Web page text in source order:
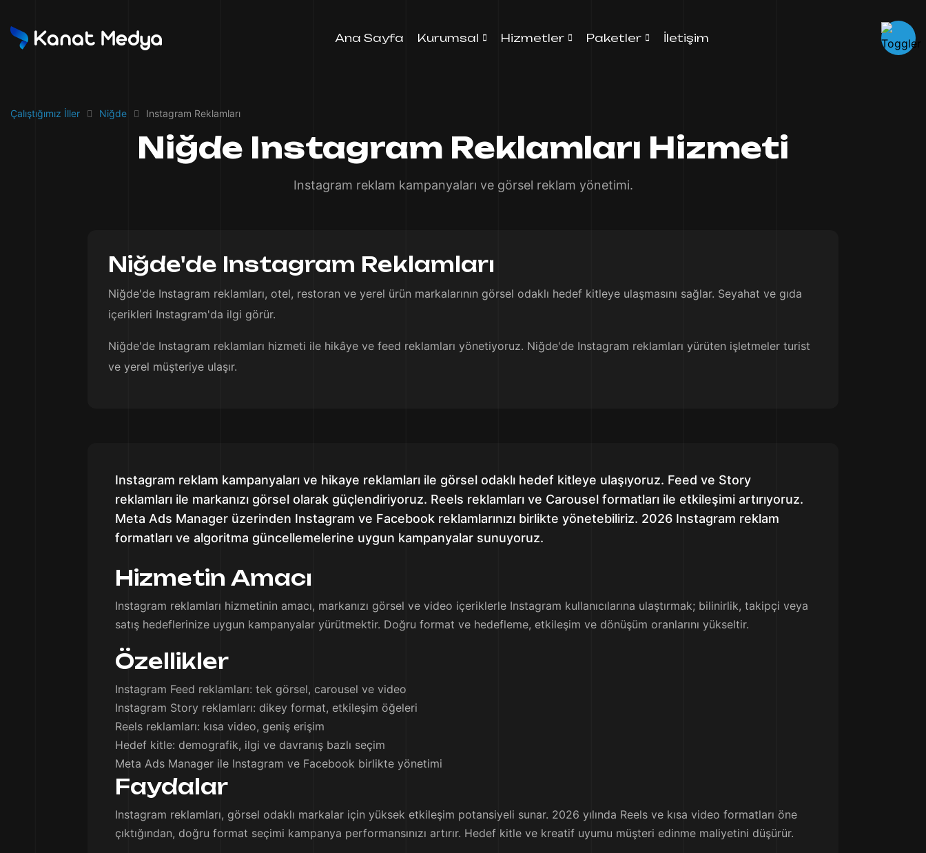
Ana Sayfa Kurumsal Hizmetler Paketler İletişim
Çalıştığımız İller Niğde Instagram Reklamları
Niğde Instagram Reklamları Hizmeti
Instagram reklam kampanyaları ve görsel reklam yönetimi.
Niğde'de Instagram Reklamları
Niğde'de Instagram reklamları, otel, restoran ve yerel ürün markalarının görsel odaklı hedef kitleye ulaşmasını sağlar. Seyahat ve gıda
içerikleri Instagram'da ilgi görür.
Niğde'de Instagram reklamları hizmeti ile hikâye ve feed reklamları yönetiyoruz. Niğde'de Instagram reklamları yürüten işletmeler turist
ve yerel müşteriye ulaşır.
Instagram reklam kampanyaları ve hikaye reklamları ile görsel odaklı hedef kitleye ulaşıyoruz. Feed ve Story
reklamları ile markanızı görsel olarak güçlendiriyoruz. Reels reklamları ve Carousel formatları ile etkileşimi artırıyoruz.
Meta Ads Manager üzerinden Instagram ve Facebook reklamlarınızı birlikte yönetebiliriz. 2026 Instagram reklam
formatları ve algoritma güncellemelerine uygun kampanyalar sunuyoruz.
Hizmetin Amacı
Instagram reklamları hizmetinin amacı, markanızı görsel ve video içeriklerle Instagram kullanıcılarına ulaştırmak; bilinirlik, takipçi veya
satış hedeflerinize uygun kampanyalar yürütmektir. Doğru format ve hedefleme, etkileşim ve dönüşüm oranlarını yükseltir.
Özellikler
Instagram Feed reklamları: tek görsel, carousel ve video
Instagram Story reklamları: dikey format, etkileşim öğeleri
Reels reklamları: kısa video, geniş erişim
Hedef kitle: demografik, ilgi ve davranış bazlı seçim
Meta Ads Manager ile Instagram ve Facebook birlikte yönetimi
Faydalar
Instagram reklamları, görsel odaklı markalar için yüksek etkileşim potansiyeli sunar. 2026 yılında Reels ve kısa video formatları öne
çıktığından, doğru format seçimi kampanya performansınızı artırır. Hedef kitle ve kreatif uyumu müşteri edinme maliyetini düşürür.